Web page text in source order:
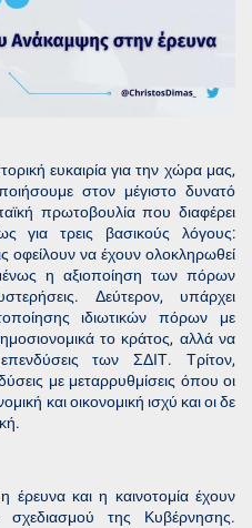
ευκαιρία για την χώρα μας,
στον μέγιστο δυνατό
πρωτοβουλία που διαφέρει
για τρεις βασικούς λόγους:
οφείλουν να έχουν ολοκληρωθεί
η αξιοποίηση των πόρων
Δεύτερον, υπάρχει
ιδιωτικών πόρων με
το κράτος, αλλά να
των ΣΔΙΤ. Τρίτον,
με μεταρρυθμίσεις όπου οι
και οικονομική ισχύ και οι δε
έρευνα και η καινοτομία έχουν
σχεδιασμού της Κυβέρνησης.